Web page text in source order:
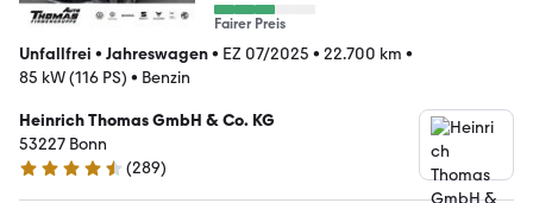
Fairer Preis
Unfallfrei • Jahreswagen• EZ 07/2025 • 22.700 km •
85 kW (116 PS) • Benzin
Heinrich Thomas GmbH & Co. KG
53227 Bonn
4.5 Sterne
(289)